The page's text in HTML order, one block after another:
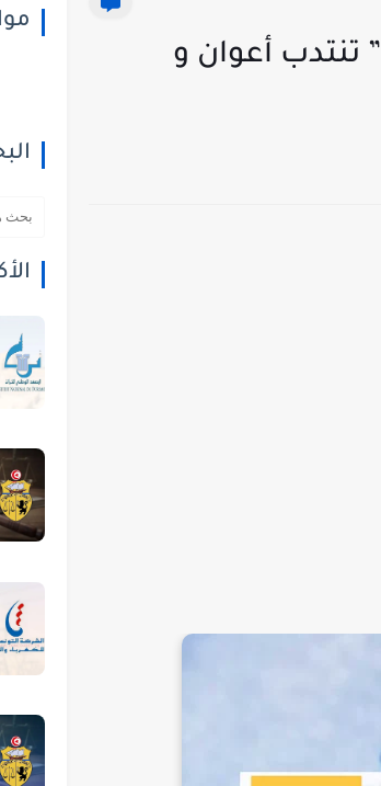
شركة ” تونس للإيجار المالي Tunisie Leasing ” تنتدب أعوان و